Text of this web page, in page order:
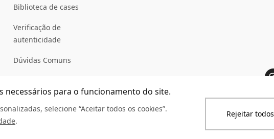
Biblioteca de cases
Verificação de
autenticidade
Dúvidas Comuns
necessários para o funcionamento do site.
selecione “Aceitar todos os cookies”.
.
Rejeitar todos